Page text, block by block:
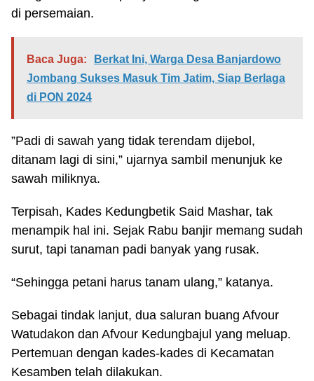
di persemaian.
Baca Juga:
Berkat Ini, Warga Desa Banjardowo
Jombang Sukses Masuk Tim Jatim, Siap Berlaga
di PON 2024
”Padi di sawah yang tidak terendam dijebol,
ditanam lagi di sini,” ujarnya sambil menunjuk ke
sawah miliknya.
Terpisah, Kades Kedungbetik Said Mashar, tak
menampik hal ini. Sejak Rabu banjir memang sudah
surut, tapi tanaman padi banyak yang rusak.
“Sehingga petani harus tanam ulang,” katanya.
Sebagai tindak lanjut, dua saluran buang Afvour
Watudakon dan Afvour Kedungbajul yang meluap.
Pertemuan dengan kades-kades di Kecamatan
Kesamben telah dilakukan.